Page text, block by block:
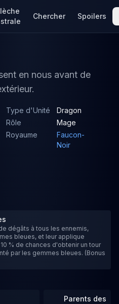
Chercher Spoilers
en nous avant de
Type d'Unité
Dragon
Rôle
Mage
Royaume
Faucon-
Noir
dégâts à tous les ennemis,
bleues, et leur applique
% de chances d'obtenir un tour
par les gemmes bleues. (Bonus
Parents des